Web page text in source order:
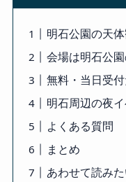
明石公園の天
会場は明石公
無料・当日受
明石周辺の夜
よくある質問
まとめ
あわせて読み